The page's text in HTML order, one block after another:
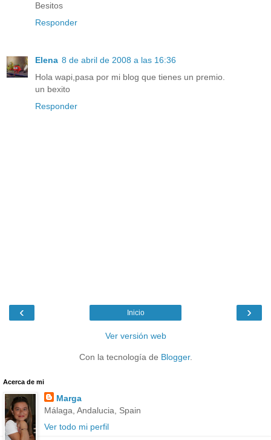
Besitos
Responder
Elena 8 de abril de 2008 a las 16:36
Hola wapi,pasa por mi blog que tienes un premio.
un bexito
Responder
‹ ›
Inicio
Ver versión web
Con la tecnología de Blogger.
Acerca de mi
Marga
Málaga, Andalucia, Spain
Ver todo mi perfil